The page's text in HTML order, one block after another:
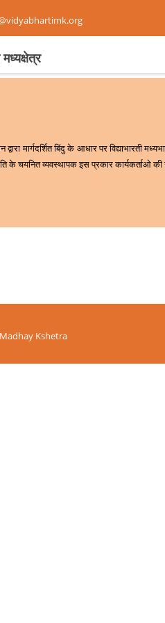
मध्यक्षेत्र
द्वारा मार्गदर्शित बिंदु के आधार पर विद्याभारती
के चयनित व्यवस्थापक इस प्रकार कार्यकर्ताओ की
Kshetra